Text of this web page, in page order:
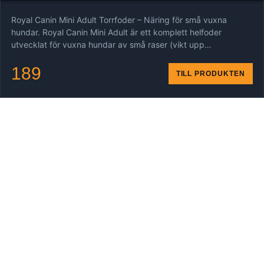
Royal Canin Mini Adult Torrfoder – Näring för små vuxna
hundar. Royal Canin Mini Adult är ett komplett helfoder
utvecklat för vuxna hundar av små raser (vikt upp…
189 TILL PRODUKTEN